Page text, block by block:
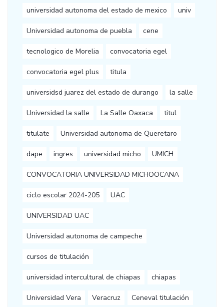
universidad autonoma del estado de mexico univ
Universidad autonoma de puebla cene
tecnologico de Morelia convocatoria egel
convocatoria egel plus titula
universidsd juarez del estado de durango la salle
Universidad la salle La Salle Oaxaca titul
titulate Universidad autonoma de Queretaro
dape ingres universidad micho UMICH
CONVOCATORIA UNIVERSIDAD MICHOOCANA
ciclo escolar 2024-205 UAC
UNIVERSIDAD UAC
Universidad autonoma de campeche
cursos de titulación
universidad intercultural de chiapas chiapas
Universidad Vera Veracruz Ceneval titulación